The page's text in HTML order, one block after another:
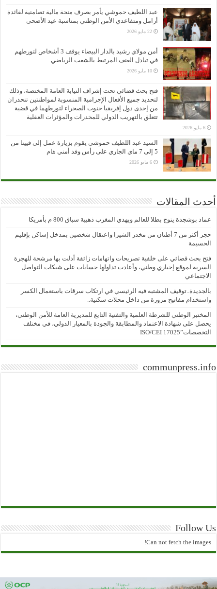
عبد اللطيف حموشي يأمر بصرف منحة مالية تضامنية لفائدة
أرامل ومتقاعدي الأمن الوطني بمناسبة عيد الأضحى
22 مايو 2026
أمن مولاي رشيد بالدار البيضاء يوقف 3 أشخاص لتورطهم
في تبادل العنف المرتبط بالشغب الرياضي.
10 مايو 2026
فتح بحث قضائي تحت إشراف النيابة العامة المختصة، وذلك
لتحديد جميع الأفعال الإجرامية المنسوبة لمواطنتين تنحدران
من إحدى دول إفريقيا جنوب الصحراء لتورطهما في قضية
تتعلق بالتهريب الدولي للمخدرات والمؤثرات العقلية
6 مايو 2026
السيد عبد اللطيف حموشي يقوم بزيارة عمل إلى فيينا من
5 إلى 7 ماي الجاري على رأس وفد أمني هام
6 مايو 2026
أحدث المقالات
عماد بوشجدة يتوج بطلا للعالم ويهدي المغرب ذهبية سباق 800 م بأمريكا
حجز أكثر من 7 أطنان من مخدر الشيرا واعتقال شخصين بمدخل إساكن بإقليم
الحسيمة
فتح بحث قضائي على خلفية تصريحات واتهامات زائفة أدلت بها مرشحة للهجرة
السرية لموقع إخباري وطني، وأعادت تداولها حسابات على شبكات التواصل
الاجتماعي
بالجديدة..توقيف المشتبه فيه الرئيسي في ارتكاب سرقات باستعمال الكسر
واستخدام مفاتيح مزورة من داخل محلات سكنية..
المختبر الوطني للشرطة العلمية والتقنية التابع للمديرية العامة للأمن الوطني،
يحصل على شهادة الاعتماد والمطابقة والجودة بالمعيار الدولي، في مختلف
التخصصات”ISO/CEI 17025
communpress.info
Follow Us
Can not fetch the images!